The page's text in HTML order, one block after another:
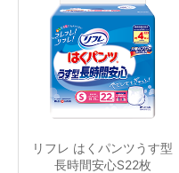
リフレ はくパンツうす型
長時間安心S22枚